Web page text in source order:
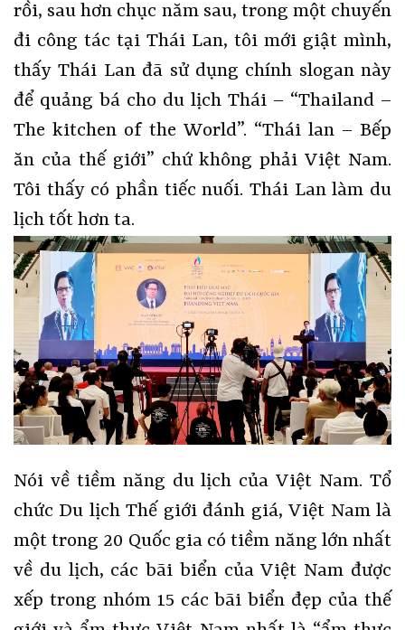
rồi, sau hơn chục năm sau, trong một chuyến
đi công tác tại Thái Lan, tôi mới giật mình,
thấy Thái Lan đã sử dụng chính slogan này
để quảng bá cho du lịch Thái – “Thailand –
The kitchen of the World”. “Thái lan – Bếp
ăn của thế giới” chứ không phải Việt Nam.
Tôi thấy có phần tiếc nuối. Thái Lan làm du
lịch tốt hơn ta.
Nói về tiềm năng du lịch của Việt Nam. Tổ
chức Du lịch Thế giới đánh giá, Việt Nam là
một trong 20 Quốc gia có tiềm năng lớn nhất
về du lịch, các bãi biển của Việt Nam được
xếp trong nhóm 15 các bãi biển đẹp của thế